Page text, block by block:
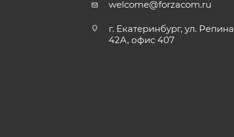
welcome@forzacom.ru
г. Екатеринбург, ул. Репина
42А, офис 407